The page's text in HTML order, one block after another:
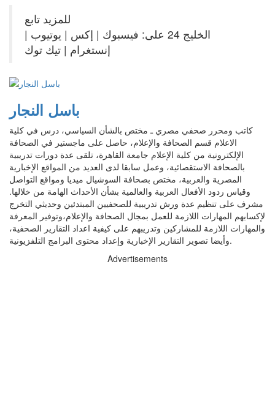
للمزيد تابع
الخليج 24 على: فيسبوك | إكس | يوتيوب |
إنستغرام | تيك توك
باسل النجار
كاتب ومحرر صحفي مصري ـ مختص بالشأن السياسي، درس في كلية
الاعلام قسم الصحافة والإعلام، حاصل على ماجستير في الصحافة
الإلكترونية من كلية الإعلام جامعة القاهرة، تلقى عدة دورات تدريبية
بالصحافة الاستقصائية، وعمل سابقا لدى العديد من المواقع الإخبارية
المصرية والعربية، مختص بصحافة السوشيال ميديا ومواقع التواصل
وقياس ردود الأفعال العربية والعالمية بشأن الأحداث الهامة من خلالها.
مشرف على تنظيم عدة ورش تدريبية للصحفيين المبتدئين وحديثي التخرج
لإكسابهم المهارات اللازمة للعمل بمجال الصحافة والإعلام،وتوفير المعرفة
والمهارات اللازمة للمشاركين وتدريبهم على كيفية اعداد التقارير الصحفية،
وأيضا تصوير التقارير الإخبارية وإعداد محتوى البرامج التلفزيونية.
Advertisements